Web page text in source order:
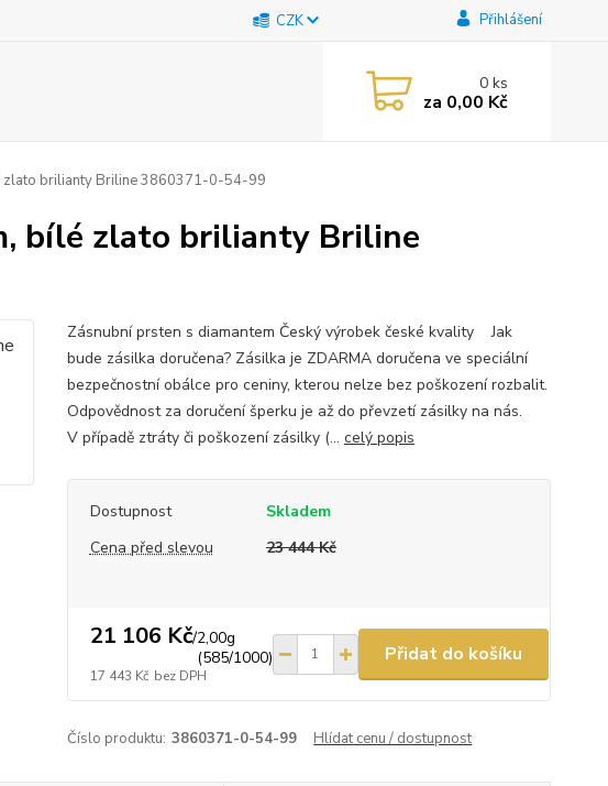
CZK Přihlášení
0ks
za 0,00 Kč
zlato brilianty Briline 3860371-0-54-99
bílé zlato brilianty Briline
Zásnubní prsten s diamantem Český výrobek české kvality Jak
bude zásilka doručena? Zásilka je ZDARMA doručena ve speciální
bezpečnostní obálce pro ceniny, kterou nelze bez poškození rozbalit.
Odpovědnost za doručení šperku je až do převzetí zásilky na nás.
V případě ztráty či poškození zásilky (... celý popis
Dostupnost
Skladem
Cena před slevou
23 444 Kč
21 106 Kč/2,00g
(585/1000)
17 443 Kč bez DPH
Přidat do košíku
Číslo produktu: 3860371-0-54-99 Hlídat cenu / dostupnost